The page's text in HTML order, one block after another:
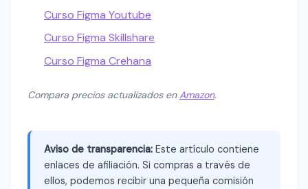
Curso Figma Youtube
Curso Figma Skillshare
Curso Figma Crehana
Compara precios actualizados enAmazon.
Aviso de transparencia: Este artículo contiene
enlaces de afiliación. Si compras a través de
ellos, podemos recibir una pequeña comisión